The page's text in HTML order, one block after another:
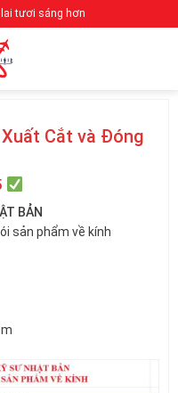
lai tươi sáng hơn
Cắt và Đóng
BẢN
sản phẩm về kính